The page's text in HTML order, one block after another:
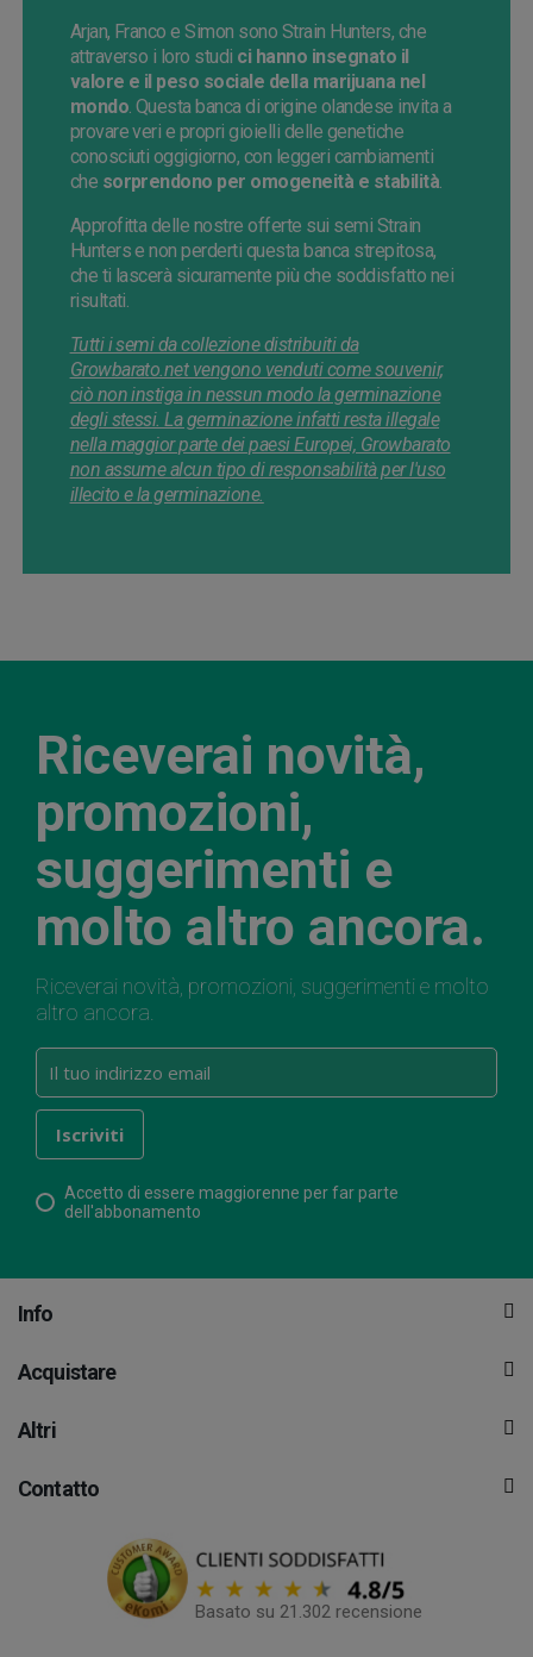
Arjan, Franco e Simon sono Strain Hunters, che
attraverso i loro studi ci hanno insegnato il
valore e il peso sociale della marijuana nel
mondo . Questa banca di origine olandese invita a
provare veri e propri gioielli delle genetiche
conosciuti oggigiorno, con leggeri cambiamenti
che sorprendono per omogeneità e stabilità
Approfitta delle nostre offerte sui semi Strain
Hunters e non perderti questa banca strepitosa,
che ti lascerà sicuramente più che soddisfatto nei
risultati.
Tutti i semi da collezione distribuiti da
Growbarato.net vengono venduti come souvenir,
ciò non instiga in nessun modo la germinazione
degli stessi. La germinazione infatti resta illegale
nella maggior parte dei paesi Europei, Growbarato
non assume alcun tipo di responsabilità per l'uso
illecito e la germinazione.
Riceverai novità,
promozioni,
suggerimenti e
molto altro ancora.
Riceverai novità, promozioni, suggerimenti e molto
altro ancora.
Accetto di essere maggiorenne per far parte
dell'abbonamento
Info
Acquistare
Altri
Contatto
Basato su 21.302 recensione